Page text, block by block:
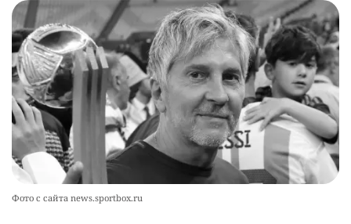
👀 Опубликован список обладателей
образовательных грантов
2363 0 8
10
🪱 "Мы думаем, что правим миром, но это не
так". Как дьявольские черви меняют наше
представление о жизни на Земле
0
Фото с сайта news.sportbox.ru